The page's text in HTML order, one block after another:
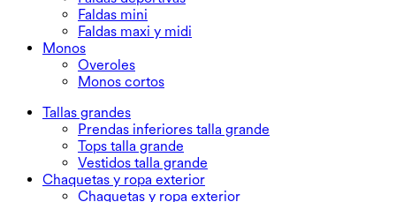
Faldas mini
Faldas maxi y midi
Monos
Overoles
Monos cortos
Tallas grandes
Prendas inferiores talla grande
Tops talla grande
Vestidos talla grande
Chaquetas y ropa exterior
Chaquetas y ropa exterior